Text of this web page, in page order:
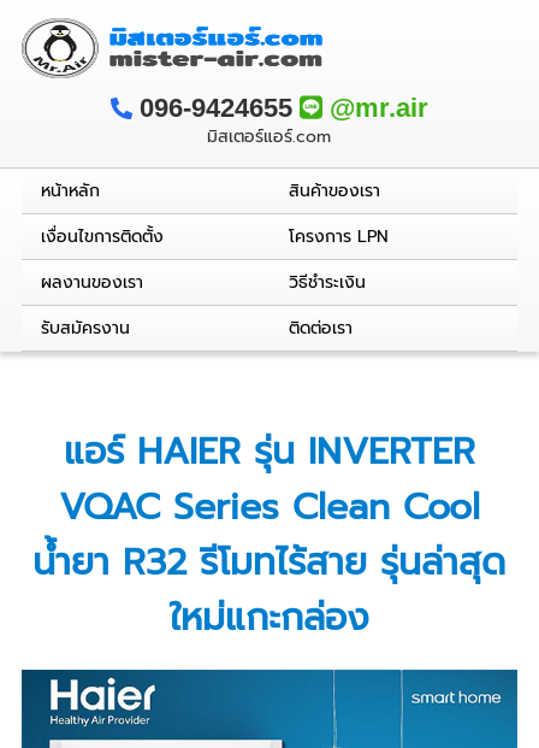
096-9424655 @mr.air
มิสเตอร์แอร์.com
หน้าหลัก
สินค้าของเรา
เงื่อนไขการติดตั้ง
โครงการ LPN
ผลงานของเรา
วิธีชำระเงิน
รับสมัครงาน
ติดต่อเรา
แอร์ HAIER รุ่น INVERTER
VQAC Series Clean Cool
น้ำยา R32 รีโมทไร้สาย รุ่นล่าสุด
ใหม่แกะกล่อง